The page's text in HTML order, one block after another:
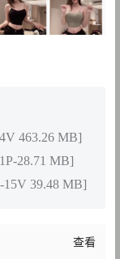
463.26 MB]
28.71 MB]
39.48 MB]
查看